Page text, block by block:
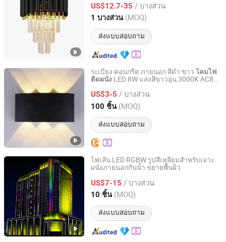
US$12.7-35 / บางส่วน
1 บางส่วน (MOQ)
ส่งแบบสอบถาม
Guangdong, China อัตราจาก 2022
ระเบียง คอนกรีต ภายนอก สีดำ ขาว โคมไฟ
ติดผนัง LED 8W แสงสีขาวอุ่น 3000K AC85-
US$3-5 / บางส่วน
100 ชิ้น (MOQ)
ส่งแบบสอบถาม
Yifeng Devon Lighting Co., Ltd.
อัตราจาก 2022
ไฟเส้น LED RGBW รูปสี่เหลี่ยมสำหรับเจาะ
ผนังภายนอกกันน้ำ ขยายพื้นผิว
US$7-15 / บางส่วน
10 ชิ้น (MOQ)
ส่งแบบสอบถาม
GUANGZHOU JINGMING LIGHING TECHNOLOGY CO.,LTD.
Guangdong, China อัตราจาก 2022